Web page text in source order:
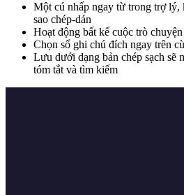
Một cú nhấp ngay từ trong trợ lý,
sao chép-dán
Hoạt động bất kể cuộc trò
Chọn sổ ghi chú đích ngay trên
Lưu dưới dạng bản chép sạch sẽ
tóm tắt và tìm kiếm